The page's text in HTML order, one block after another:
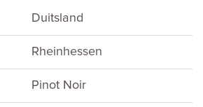
Duitsland
Rheinhessen
Pinot Noir